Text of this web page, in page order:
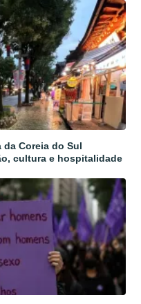
Coreia do Sul
cultura e hospitalidade